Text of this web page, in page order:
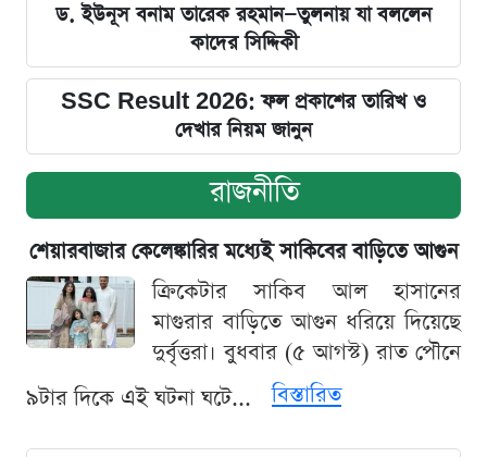
ড. ইউনূস বনাম তারেক রহমান—তুলনায় যা বললেন
কাদের সিদ্দিকী
SSC Result 2026: ফল প্রকাশের তারিখ ও
দেখার নিয়ম জানুন
রাজনীতি
শেয়ারবাজার কেলেঙ্কারির মধ্যেই সাকিবের বাড়িতে আগুন
ক্রিকেটার সাকিব আল হাসানের
মাগুরার বাড়িতে আগুন ধরিয়ে দিয়েছে
দুর্বৃত্তরা। বুধবার (৫ আগস্ট) রাত পৌনে
৯টার দিকে এই ঘটনা ঘটে...
বিস্তারিত